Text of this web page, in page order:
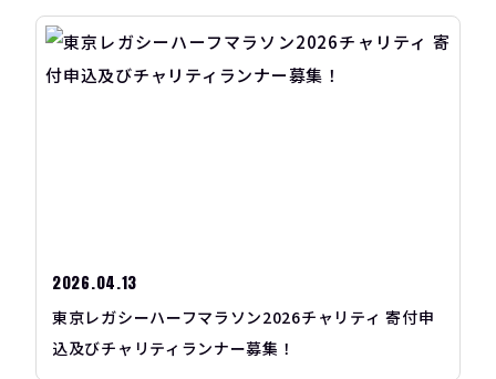
2026.04.13
東京レガシーハーフマラソン2026チャリティ 寄付申
込及びチャリティランナー募集！